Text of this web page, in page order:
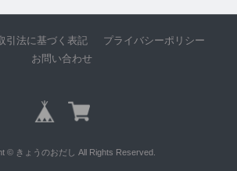
引法に基づく表記
プライバシーポリシー
お問い合わせ
© きょうのおだし All Rights Reserved.